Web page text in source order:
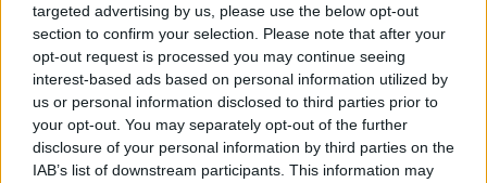
targeted advertising by us, please use the below opt-out
section to confirm your selection. Please note that after your
opt-out request is processed you may continue seeing
interest-based ads based on personal information utilized by
us or personal information disclosed to third parties prior to
your opt-out. You may separately opt-out of the further
disclosure of your personal information by third parties on the
IAB’s list of downstream participants. This information may
2026.08.06. Horváth Zsolt